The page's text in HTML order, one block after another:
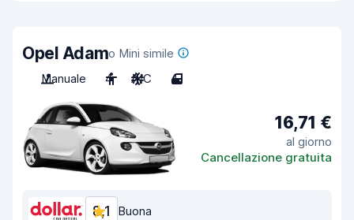
Opel Adamo Mini simile
Manuale
4 A/C 4
16,71 €
al giorno
Cancellazione gratuita
8,1 Buona